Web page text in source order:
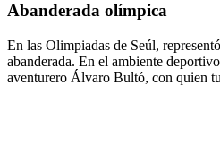
Abanderada olímpica
En las Olimpiadas de Seúl,
abanderada. En el ambiente
aventurero Álvaro Bultó, con quien